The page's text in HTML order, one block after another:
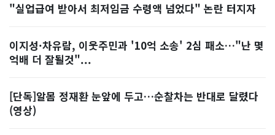
"실업급여 받아서 최저임금 수령액 넘었다" 논란 터지자
이지성·차유람, 이웃주민과 '10억 소송' 2심 패소…"난 몇
억배 더 잘될것"...
[단독]알몸 정재환 눈앞에 두고…순찰차는 반대로 달렸다
(영상)